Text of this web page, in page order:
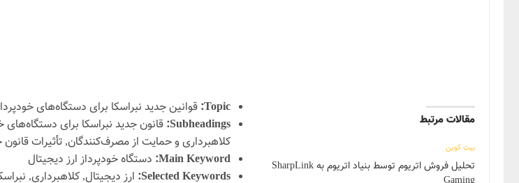
مقالات مرتبط
بیت کوین
تحلیل فروش اتریوم توسط بنیاد اتریوم به SharpLink
Topic: قوانین جدید نبراسکا برای دستگاه‌های
Subheadings: قانون جدید نبراسکا برای دستگاه‌های
کلاهبرداری و حمایت از مصرف‌کنندگان, تأثیرات
Main Keyword: دستگاه خودپرداز ارز دیجیتال
Selected Keywords: ارز دیجیتال, کلاهبرداری,